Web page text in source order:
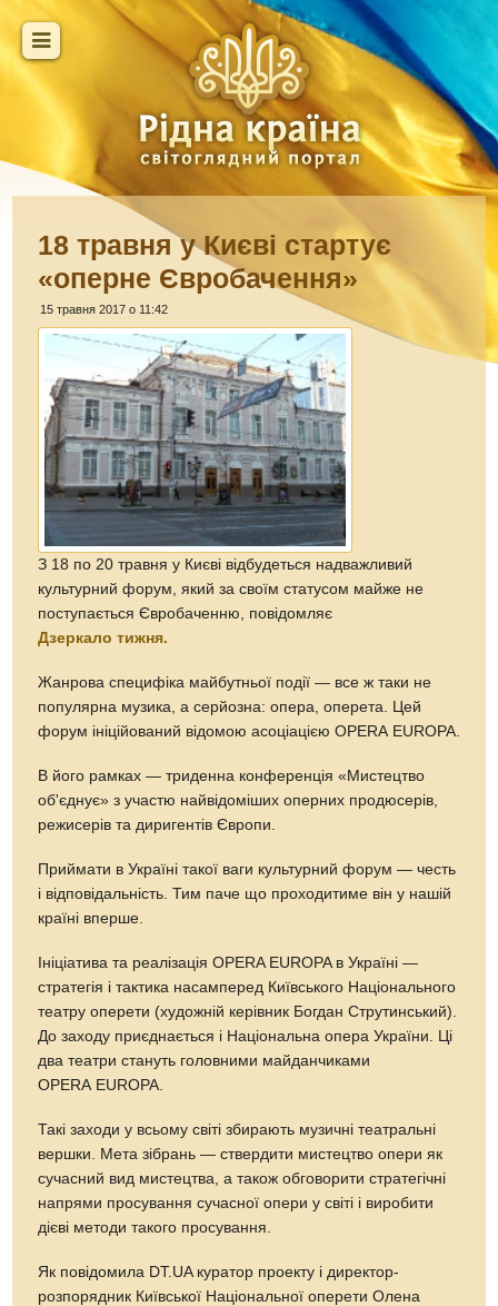
18 травня у Києві стартує
«оперне Євробачення»
15 травня 2017 о 11:42
З 18 по 20 травня у Києві відбудеться надважливий
культурний форум, який за своїм статусом майже не
поступається Євробаченню, повідомляє
Дзеркало тижня.
Жанрова специфіка майбутньої події — все ж таки не
популярна музика, а серйозна: опера, оперета. Цей
форум ініційований відомою асоціацією OPERA EUROPA.
В його рамках — триденна конференція «Мистецтво
об'єднує» з участю найвідоміших оперних продюсерів,
режисерів та диригентів Європи.
Приймати в Україні такої ваги культурний форум — честь
і відповідальність. Тим паче що проходитиме він у нашій
країні вперше.
Ініціатива та реалізація OPERA EUROPA в Україні —
стратегія і тактика насамперед Київського Національного
театру оперети (художній керівник Богдан Струтинський).
До заходу приєднається і Національна опера України. Ці
два театри стануть головними майданчиками
OPERA EUROPA.
Такі заходи у всьому світі збирають музичні театральні
вершки. Мета зібрань — ствердити мистецтво опери як
сучасний вид мистецтва, а також обговорити стратегічні
напрями просування сучасної опери у світі і виробити
дієві методи такого просування.
Як повідомила DT.UA куратор проекту і директор-
розпорядник Київської Національної оперети Олена